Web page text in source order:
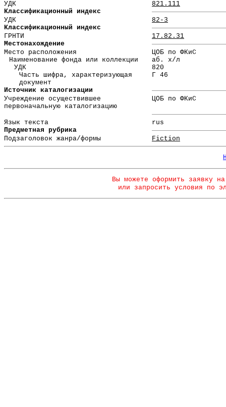
УДК
821.111
Классификационный индекс
УДК
82-3
Классификационный индекс
ГРНТИ
17.82.31
Местонахождение
Место расположения
ЦОБ по ФКиС
Наименование фонда или коллекции
аб. х/л
УДК
820
Часть шифра, характеризующая
документ
Г 46
Источник каталогизации
Учреждение осуществившее
первоначальную каталогизацию
ЦОБ по ФКиС
Язык текста
rus
Предметная рубрика
Подзаголовок жанра/формы
Fiction
Вы можете оформить заявку
или запросить условия по